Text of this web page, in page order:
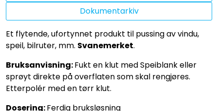
Dokumentarkiv
Et flytende, ufortynnet produkt til pussing av vindu,
speil, bilruter, mm. Svanemerket.
Bruksanvisning:Fukt en klut med Speiblank eller
sprøyt direkte på overflaten som skal rengjøres.
Etterpolér med en tørr klut.
Dosering:Ferdig bruksløsning